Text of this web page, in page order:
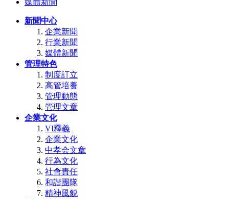
媒體新聞
新聞中心
企業新聞
行業新聞
媒體新聞
管理特色
制度訂立
高管培養
管理動態
管理文章
企業文化
VI釋義
企業文化
中孝会文章
行為文化
社會責任
和諧團隊
精神風貌